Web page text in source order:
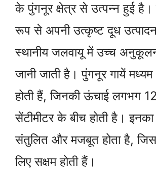
के पुंगनूर क्षेत्र से उत्पन्न हुई है।
रूप से अपनी उत्कृष्ट दूध
स्थानीय जलवायू में उच्च
जानी जाती है। पुंगनूर गायें
होती हैं, जिनकी ऊंचाई लगभग
सेंटीमीटर के बीच होती है। इनका
संतुलित और मजबूत होता है,
लिए सक्षम होती हैं।